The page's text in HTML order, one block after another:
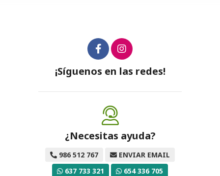
¡Síguenos en las redes!
¿Necesitas ayuda?
986 512 767
ENVIAR EMAIL
637 733 321
654 336 705